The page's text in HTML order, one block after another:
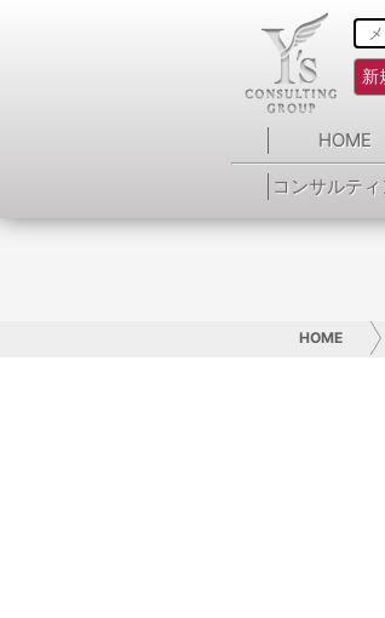
新
HOME
コンサルテ
HOME